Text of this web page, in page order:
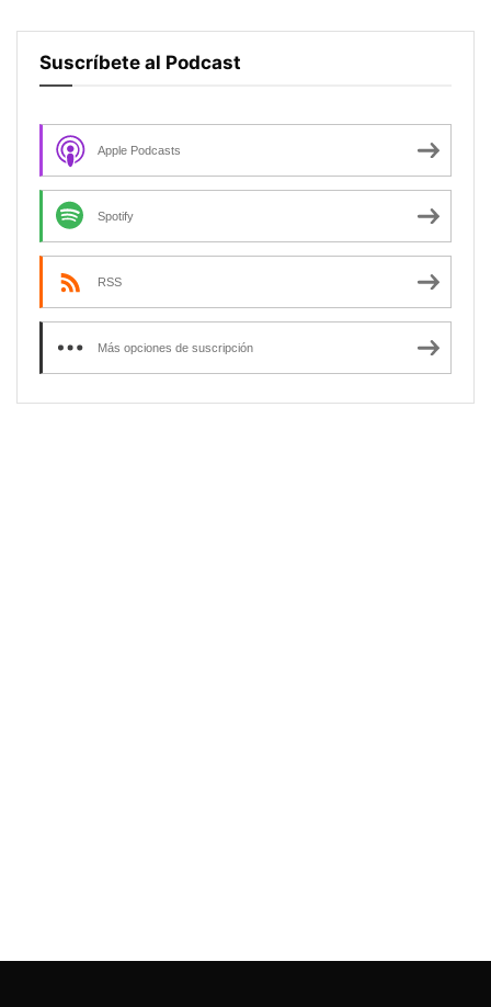
Suscríbete al Podcast
Apple Podcasts
Spotify
RSS
Más opciones de suscripción